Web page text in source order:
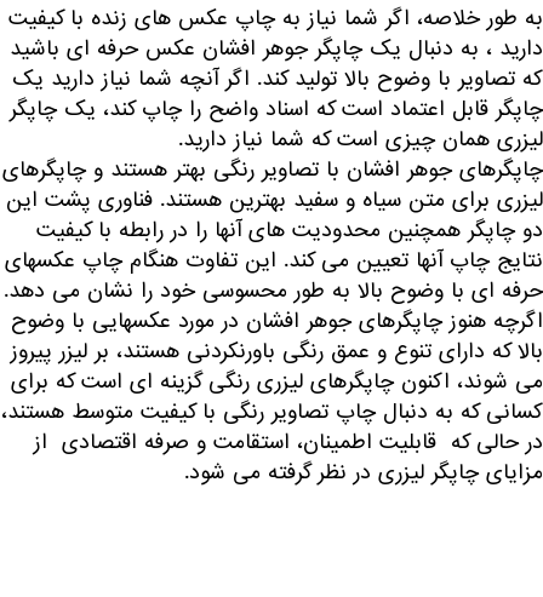
به طور خلاصه، اگر شما نیاز به چاپ عکس های زنده با کیفیت
دارید ، به دنبال یک چاپگر جوهر افشان عکس حرفه ای باشید
که تصاویر با وضوح بالا تولید کند. اگر آنچه شما نیاز دارید یک
چاپگر قابل اعتماد است که اسناد واضح را چاپ کند، یک چاپگر
لیزری همان چیزی است که شما نیاز دارید.
چاپگرهای جوهر افشان با تصاویر رنگی بهتر هستند و چاپگرهای
لیزری برای متن سیاه و سفید بهترین هستند. فناوری پشت این
دو چاپگر همچنین محدودیت های آنها را در رابطه با کیفیت
نتایج چاپ آنها تعیین می کند. این تفاوت هنگام چاپ عکسهای
حرفه ای با وضوح بالا به طور محسوسی خود را نشان می دهد.
اگرچه هنوز چاپگرهای جوهر افشان در مورد عکسهایی با وضوح
بالا که دارای تنوع و عمق رنگی باورنکردنی هستند، بر لیزر پیروز
می شوند، اکنون چاپگرهای لیزری رنگی گزینه ای است که برای
کسانی که به دنبال چاپ تصاویر رنگی با کیفیت متوسط ​​هستند،
در حالی که قابلیت اطمینان، استقامت و صرفه اقتصادی از
مزایای چاپگر لیزری در نظر گرفته می شود.